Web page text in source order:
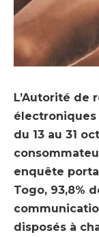
L’Autorité de
électroniques
du 13 au 31
enquête
Togo, 93,8%
disposés à